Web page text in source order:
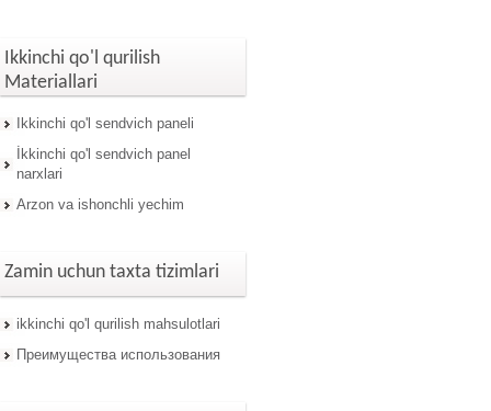
Ikkinchi qo'l qurilish
Materiallari
Ikkinchi qo'l sendvich paneli
İkkinchi qo'l sendvich panel
narxlari
Arzon va ishonchli yechim
Zamin uchun taxta tizimlari
ikkinchi qo'l qurilish mahsulotlari
Преимущества использования